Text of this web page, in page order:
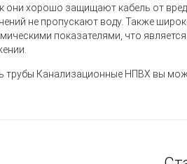
они хорошо защищают кабель от
не пропускают воду. Также
показателями, что
трубы Канализационные НПВХ вы